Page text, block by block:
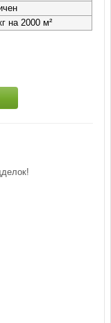
на 2000 м²